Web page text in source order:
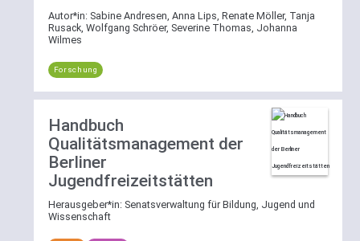
Autor*in: Sabine Andresen, Anna Lips, Renate Möller, Tanja
Rusack, Wolfgang Schröer, Severine Thomas, Johanna
Wilmes
Forschung
Handbuch
Qualitätsmanagement der
Berliner
Jugendfreizeitstätten
Herausgeber*in: Senatsverwaltung für Bildung, Jugend und
Wissenschaft